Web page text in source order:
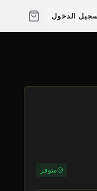
الدخول
متوفر